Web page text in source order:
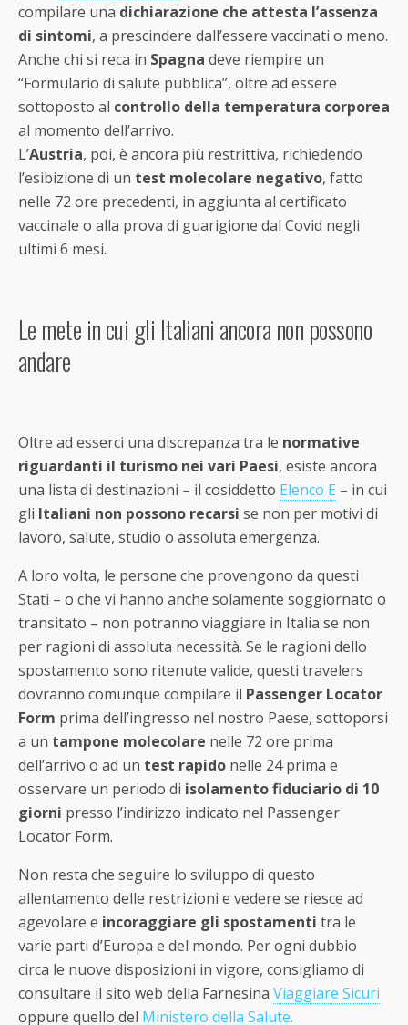
compilare una dichiarazione che attesta l’assenza
di sintomi, a prescindere dall’essere vaccinati o meno.
Anche chi si reca in Spagna deve riempire un
“Formulario di salute pubblica”, oltre ad essere
sottoposto al controllo della temperatura corporea
al momento dell’arrivo.
L’Austria, poi, è ancora più restrittiva, richiedendo
l’esibizione di un test molecolare negativo, fatto
nelle 72 ore precedenti, in aggiunta al certificato
vaccinale o alla prova di guarigione dal Covid negli
ultimi 6 mesi.
Le mete in cui gli Italiani ancora non possono
andare
Oltre ad esserci una discrepanza tra le normative
riguardanti il turismo nei vari Paesi, esiste ancora
una lista di destinazioni – il cosiddetto Elenco E – in cui
gli Italiani non possono recarsi se non per motivi di
lavoro, salute, studio o assoluta emergenza.
A loro volta, le persone che provengono da questi
Stati – o che vi hanno anche solamente soggiornato o
transitato – non potranno viaggiare in Italia se non
per ragioni di assoluta necessità. Se le ragioni dello
spostamento sono ritenute valide, questi travelers
dovranno comunque compilare il Passenger Locator
Form prima dell’ingresso nel nostro Paese, sottoporsi
a un tampone molecolare nelle 72 ore prima
dell’arrivo o ad un test rapido nelle 24 prima e
osservare un periodo di isolamento fiduciario di 10
giorni presso l’indirizzo indicato nel Passenger
Locator Form.
Non resta che seguire lo sviluppo di questo
allentamento delle restrizioni e vedere se riesce ad
agevolare e incoraggiare gli spostamenti tra le
varie parti d’Europa e del mondo. Per ogni dubbio
circa le nuove disposizioni in vigore, consigliamo di
consultare il sito web della Farnesina Viaggiare Sicuri
oppure quello del Ministero della Salute.